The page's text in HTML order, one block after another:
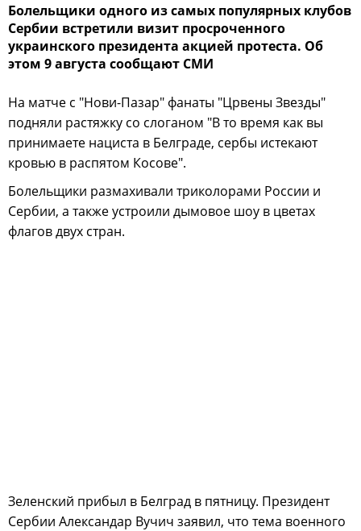
Болельщики одного из самых популярных клубов
Сербии встретили визит просроченного
украинского президента акцией протеста. Об
этом 9 августа сообщают СМИ
На матче с "Нови-Пазар" фанаты "Црвены Звезды"
подняли растяжку со слоганом "В то время как вы
принимаете нациста в Белграде, сербы истекают
кровью в распятом Косове".
Болельщики размахивали триколорами России и
Сербии, а также устроили дымовое шоу в цветах
флагов двух стран.
Зеленский прибыл в Белград в пятницу. Президент
Сербии Александар Вучич заявил, что тема военного